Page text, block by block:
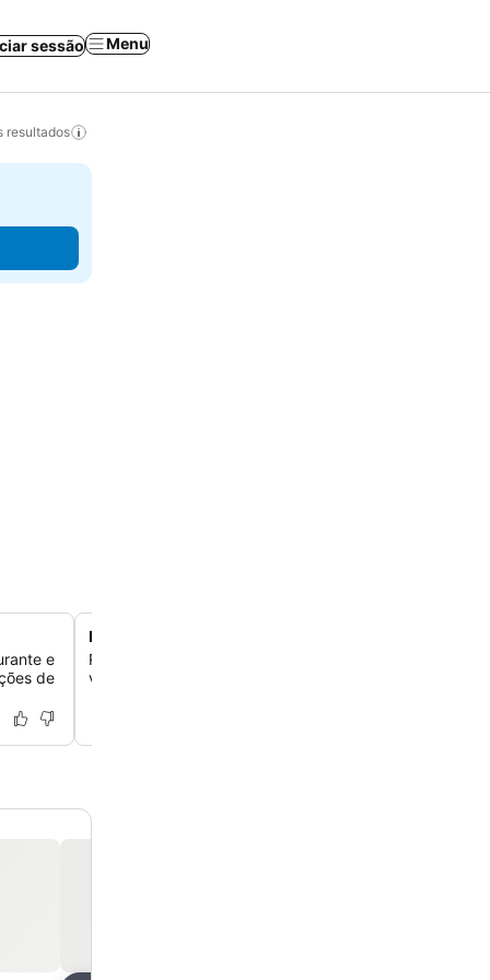
sessão Menu
resultados
e
de
Piscina coberta com vista para a cidade
Relaxe na piscina coberta, que oferece mergulhos
vistas cativantes da paisagem urbana circundante.